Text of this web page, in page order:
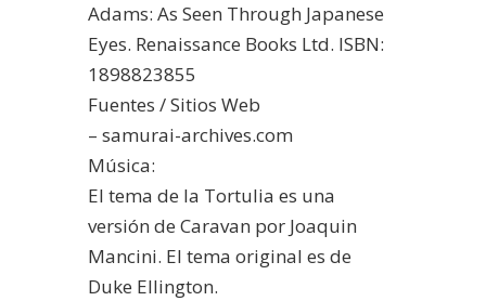
Adams: As Seen Through Japanese
Eyes. Renaissance Books Ltd. ISBN:
1898823855
Fuentes / Sitios Web
– samurai-archives.com
Música:
El tema de la Tortulia es una
versión de Caravan por Joaquin
Mancini. El tema original es de
Duke Ellington.